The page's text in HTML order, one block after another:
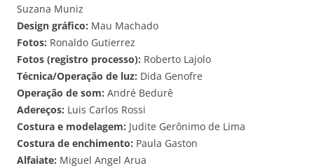
Suzana Muniz
Design gráfico: Mau Machado
Fotos: Ronaldo Gutierrez
Fotos (registro processo): Roberto Lajolo
Técnica/Operação de luz: Dida Genofre
Operação de som: André Bedurê
Adereços: Luis Carlos Rossi
Costura e modelagem: Judite Gerônimo de Lima
Costura de enchimento: Paula Gaston
Alfaiate: Miguel Angel Arua